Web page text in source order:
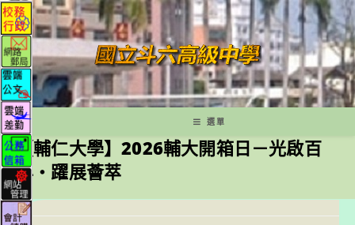
跳
轉
至
主
要
內
容
選單
【輔仁大學】2026輔大開箱日－光啟百
年・躍展薈萃